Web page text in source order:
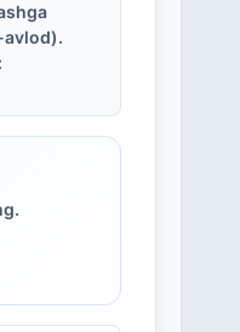
avlod).